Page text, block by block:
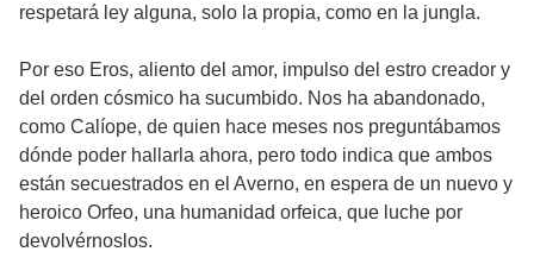
respetará ley alguna, solo la propia, como en la jungla.
Por eso Eros, aliento del amor, impulso del estro creador y
del orden cósmico ha sucumbido. Nos ha abandonado,
como Calíope, de quien hace meses nos preguntábamos
dónde poder hallarla ahora, pero todo indica que ambos
están secuestrados en el Averno, en espera de un nuevo y
heroico Orfeo, una humanidad orfeica, que luche por
devolvérnoslos.